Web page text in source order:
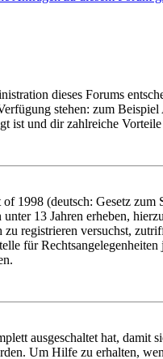
dieses Forums
stehen: zum
ist und dir zahlreiche Vorteile
1998 (deutsch: Gesetz
13 Jahren erheben,
registrieren versuchst,
für
ausgeschaltet hat, damit
Um Hilfe zu erhalten,